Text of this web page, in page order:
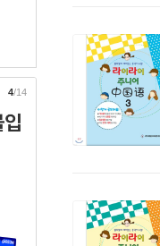
5/14